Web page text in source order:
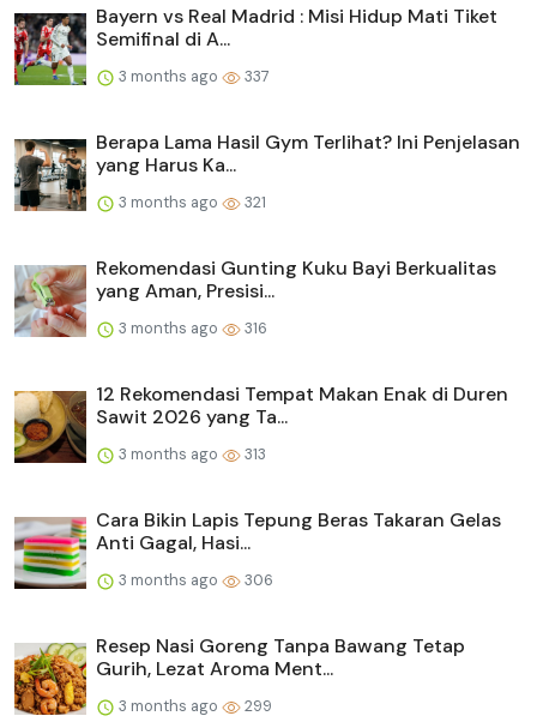
Bayern vs Real Madrid : Misi Hidup Mati Tiket
Semifinal di A...
3 months ago 337
Berapa Lama Hasil Gym Terlihat? Ini Penjelasan
yang Harus Ka...
3 months ago 321
Rekomendasi Gunting Kuku Bayi Berkualitas
yang Aman, Presisi...
3 months ago 316
12 Rekomendasi Tempat Makan Enak di Duren
Sawit 2026 yang Ta...
3 months ago 313
Cara Bikin Lapis Tepung Beras Takaran Gelas
Anti Gagal, Hasi...
3 months ago 306
Resep Nasi Goreng Tanpa Bawang Tetap
Gurih, Lezat Aroma Ment...
3 months ago 299